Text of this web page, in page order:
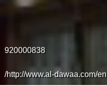
920000838
http://www.al-dawaa.com/en/